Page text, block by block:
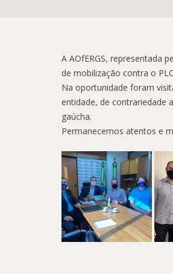
A AOfERGS, representada
de mobilização contra o
Na oportunidade foram
entidade, de contrariedade
gaúcha.
Permanecemos atentos e